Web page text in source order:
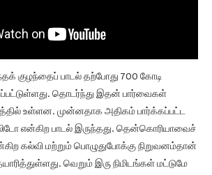
குழந்தைப் பாடல் தற்போது 700 கோடி
தொடர்ந்து இதன் பார்வைகள்
உள்ளன. முன்னதாக அதிகம் பார்க்கப்பட்ட
என்கிற பாடல் இருந்தது. தென்கொரியாவைச்
கல்வி மற்றும் பொழுதுபோக்கு நிறுவனம்தான்
வெறும் இரு நிமிடங்கள் மட்டுமே